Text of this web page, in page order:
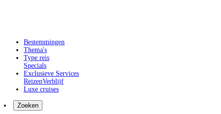
Bestemmingen
Thema's
Type reis
Specials
Exclusieve Services
ReizenVerblijf
Luxe cruises
Zoeken